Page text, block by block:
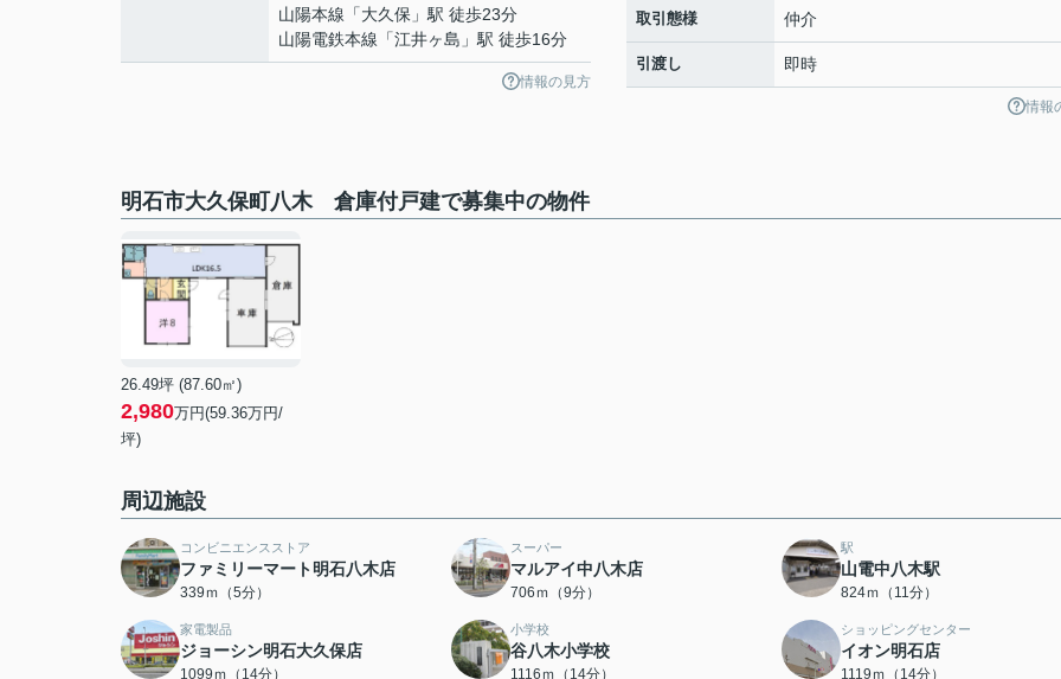
山陽本線 「大久保 」駅 徒歩23分
山陽電鉄本線 「江井ヶ島 」駅 徒歩16分
情報の見方
取引態様 仲介
引渡し 即時
情報
明石市大久保町八木 倉庫付戸建で募集中の物件
26.49坪 (87.60㎡)
2,980万円(59.36万円/
坪)
周辺施設
コンビニエンスストア
ファミリーマート明石八木店
339ｍ（5分）
スーパー
マルアイ中八木店
706ｍ（9分）
駅
山電中八木駅
824ｍ（11分）
家電製品
ジョーシン明石大久保店
1099ｍ（14分）
小学校
谷八木小学校
1116ｍ（14分）
ショッピングセンター
イオン明石店
1119ｍ（14分）